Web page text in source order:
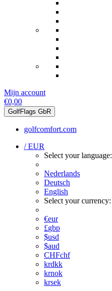
Mijn account
€0,00
GolfFlags GbR
golfcomfort.com
/ EUR
Select your language:
Nederlands
Deutsch
English
Select your currency:
€eur
£gbp
$usd
$aud
CHFchf
krdkk
krnok
krsek